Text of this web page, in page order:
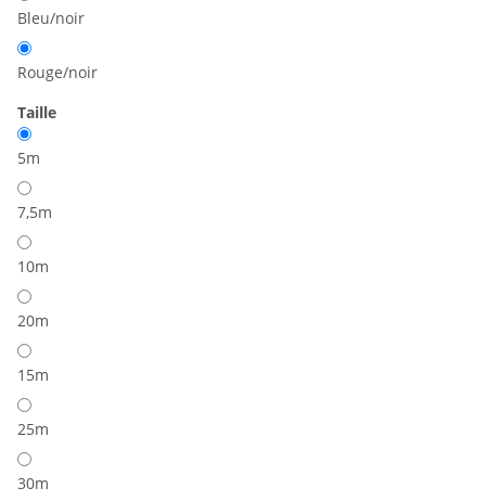
Bleu/noir
Rouge/noir
Taille
5m
7,5m
10m
20m
15m
25m
30m